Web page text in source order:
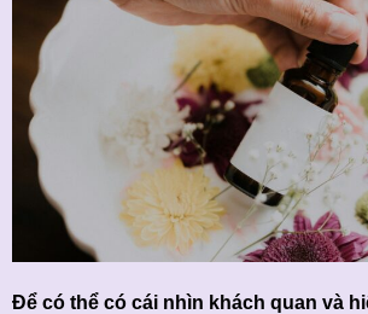
Để có thể có cái nhìn khách quan và